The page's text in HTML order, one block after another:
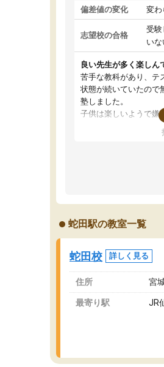
偏差値の変化 変わ
志望校の合格
受験
いな
良い先生が多く楽しん
苦手な教科があり、テ
状態が続いていたので
塾しました。
子供は楽しいようで嫌
先生は良い方が多く
ングを利用または路上
蛇田駅の教室一覧
蛇田校 詳しく見る
住所 宮
最寄り駅 JR